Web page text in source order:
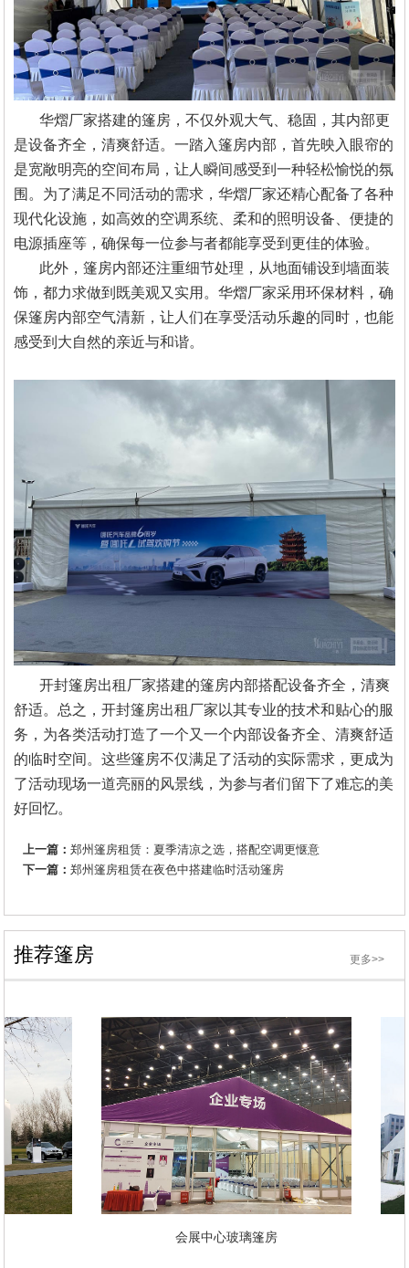
华熠厂家搭建的篷房，不仅外观大气、稳固，其内部更
是设备齐全，清爽舒适。一踏入篷房内部，首先映入眼帘的
是宽敞明亮的空间布局，让人瞬间感受到一种轻松愉悦的氛
围。为了满足不同活动的需求，华熠厂家还精心配备了各种
现代化设施，如高效的空调系统、柔和的照明设备、便捷的
电源插座等，确保每一位参与者都能享受到更佳的体验。
此外，篷房内部还注重细节处理，从地面铺设到墙面装
饰，都力求做到既美观又实用。华熠厂家采用环保材料，确
保篷房内部空气清新，让人们在享受活动乐趣的同时，也能
感受到大自然的亲近与和谐。
开封篷房出租厂家搭建的篷房内部搭配设备齐全，清爽
舒适。总之，开封篷房出租厂家以其专业的技术和贴心的服
务，为各类活动打造了一个又一个内部设备齐全、清爽舒适
的临时空间。这些篷房不仅满足了活动的实际需求，更成为
了活动现场一道亮丽的风景线，为参与者们留下了难忘的美
好回忆。
上一篇：郑州篷房租赁：夏季清凉之选，搭配空调更惬意
下一篇：郑州篷房租赁在夜色中搭建临时活动篷房
推荐篷房 更多>>
会展中心玻璃篷房